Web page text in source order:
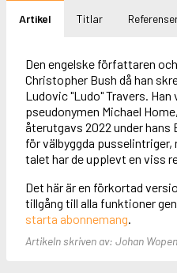
Artikel Titlar
Den engelske författaren
Christopher Bush då han
Ludovic "Ludo" Travers.
pseudonymen Michael
återutgavs 2022 under
för välbyggda pusselintriger,
talet har de upplevt en viss
Det här är en förkortad
tillgång till alla funktioner
starta abonnemang.
Artikeln skriven av: Johan